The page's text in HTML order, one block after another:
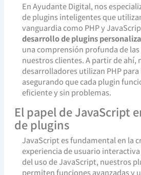
En Ayudante Digital, nos
de plugins inteligentes que
vanguardia como PHP y
desarrollo de plugins
una comprensión profunda de las
nuestros clientes. A partir de ahí,
desarrolladores utilizan PHP
asegurando que cada plugin
eficiente y sin problemas.
El papel de JavaScript
de plugins
JavaScript es fundamental en la
experiencia de usuario
del uso de JavaScript, nuestros
permiten funciones avanzadas y